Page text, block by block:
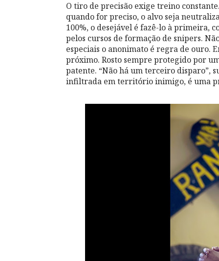
O tiro de precisão exige treino
quando for preciso, o alvo seja
100%, o desejável é fazê-lo à primeira,
pelos cursos de formação de snipers.
especiais o anonimato é regra de ouro.
próximo. Rosto sempre protegido por
patente. “Não há um terceiro disparo”,
infiltrada em território inimigo, é uma